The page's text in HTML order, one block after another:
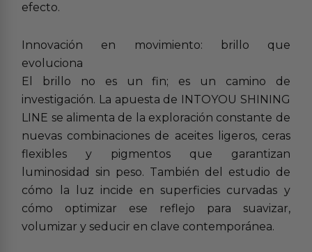
efecto.
Innovación en movimiento: brillo que
evoluciona
El brillo no es un fin; es un camino de
investigación. La apuesta de INTOYOU SHINING
LINE se alimenta de la exploración constante de
nuevas combinaciones de aceites ligeros, ceras
flexibles y pigmentos que garantizan
luminosidad sin peso. También del estudio de
cómo la luz incide en superficies curvadas y
cómo optimizar ese reflejo para suavizar,
volumizar y seducir en clave contemporánea.